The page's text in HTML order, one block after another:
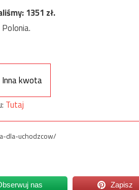
1351 zł.
Inna kwota
Tutaj
dla-uchodzcow/
nas Zapisz